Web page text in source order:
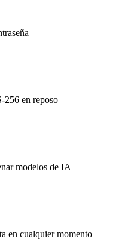
256 en reposo
modelos de IA
en cualquier momento